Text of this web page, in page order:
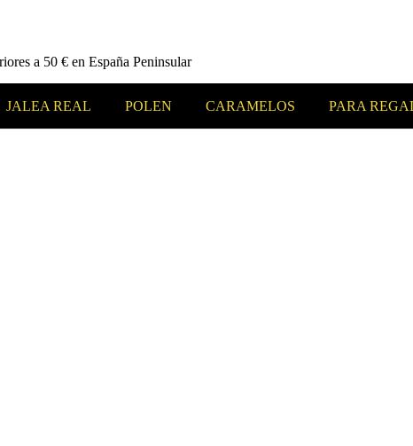
a 50 € en España Peninsular
JALEA REAL POLEN CARAMELOS PARA